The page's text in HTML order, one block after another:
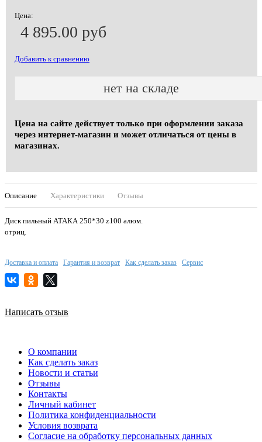
Цена:
4 895.00 руб
Добавить к сравнению
нет на складе
Цена на сайте действует только при оформлении заказа
через интернет-магазин и может отличаться от цены в
магазинах.
Описание Характеристики Отзывы
Диск пильный АТАКА 250*30 z100 алюм.
отриц.
Доставка и оплата Гарантия и возврат Как сделать заказ Сервис
Написать отзыв
О компании
Как сделать заказ
Новости и статьи
Отзывы
Контакты
Личный кабинет
Политика конфиденциальности
Условия возврата
Согласие на обработку персональных данных